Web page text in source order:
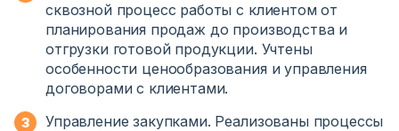
сквозной процесс работы с клиентом от
планирования продаж до производства и
отгрузки готовой продукции. Учтены
особенности ценообразования и управления
договорами с клиентами.
Управление закупками. Реализованы процессы